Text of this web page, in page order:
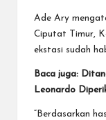
Ade Ary
Ciputat Timur,
ekstasi sudah
Baca juga:
Leonardo
“Berdasarkan